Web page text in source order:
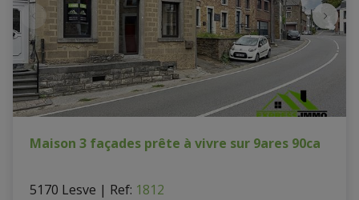
Maison 3 façades prête à vivre sur 9ares 90ca
5170 Lesve | Ref: 1812